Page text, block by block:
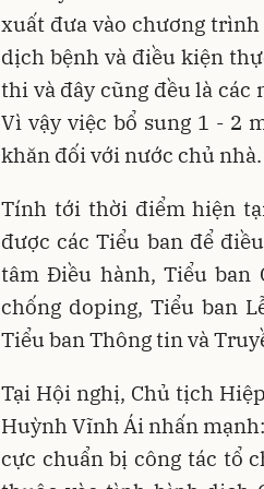
xuất đưa vào chương
dịch bệnh và điều kiện
thi và đây cũng đều là các
Vì vậy việc bổ sung 1 - 2
khăn đối với nước chủ nhà.
Tính tới thời điểm hiện
được các Tiểu ban để
tâm Điều hành, Tiểu ban
chống doping, Tiểu ban
Tiểu ban Thông tin và
Tại Hội nghị, Chủ tịch
Huỳnh Vĩnh Ái nhấn
cực chuẩn bị công tác tổ